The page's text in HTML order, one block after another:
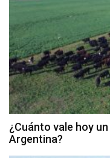
¿Cuánto vale hoy
Argentina?